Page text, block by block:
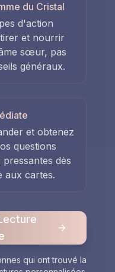
du Cristal
d'action
et nourrir
sœur, pas
généraux.
et obtenez
questions
dès
aux cartes.
qui ont trouvé la